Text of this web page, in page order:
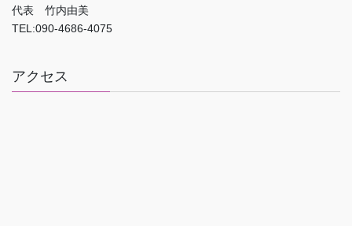
代表 竹内由美
TEL:090-4686-4075
アクセス